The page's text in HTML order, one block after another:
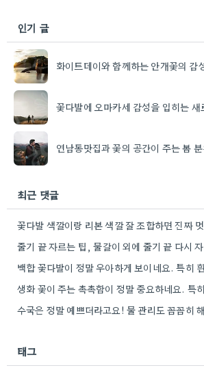
인기 글
화이트데이와 함께하는 안개꽃의 감
꽃다발에 오마카세 감성을 입히는 새
연남동맛집과 꽃의 공간이 주는 봄
최근 댓글
꽃다발 색깔이랑 리본 색깔 잘 조합하면 진짜
태그